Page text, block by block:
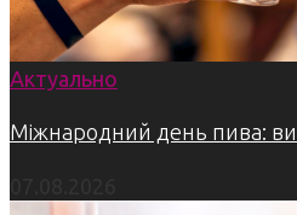
Актуально
Міжнародний день пива: